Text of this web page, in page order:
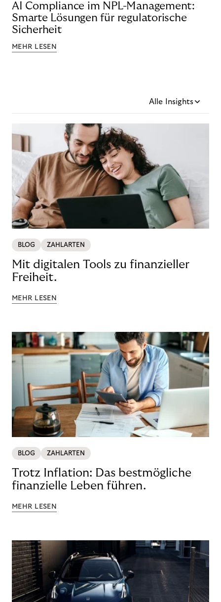
AI Compliance im NPL-Management:
Smarte Lösungen für regulatorische
Sicherheit
MEHR LESEN
Alle Insights
BLOG ZAHLARTEN
Mit digitalen Tools zu finanzieller
Freiheit.
MEHR LESEN
BLOG ZAHLARTEN
Trotz Inflation: Das bestmögliche
finanzielle Leben führen.
MEHR LESEN